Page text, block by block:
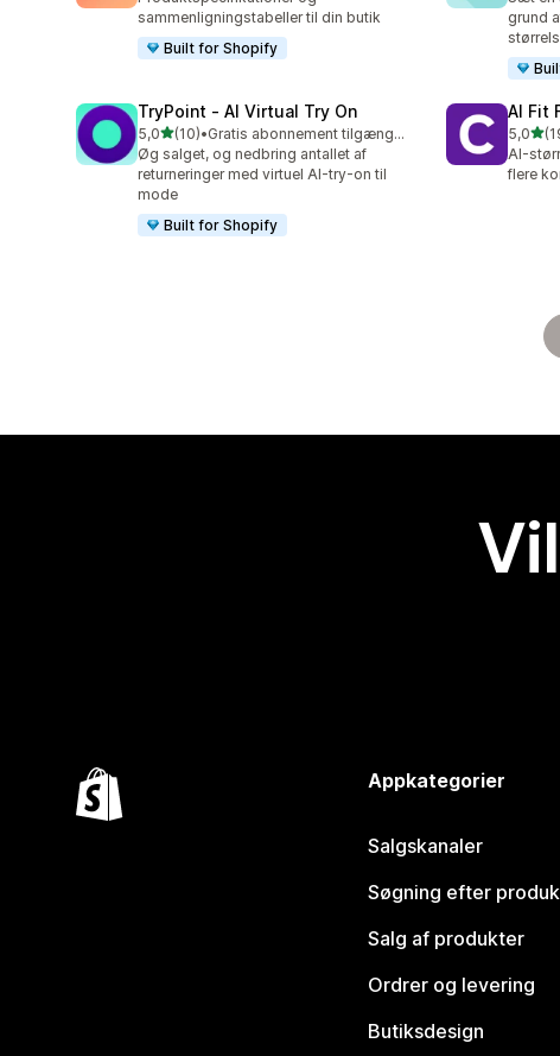
sammenligningstabeller til din butik
Built for Shopify
grund
TryPoint ‑ AI Virtual Try On
5,0ud af 5 stjerner
(10)
10 anmeldelser i alt
•
Gratis abonnement tilgængeligt
Øg salget, og nedbring antallet af
returneringer med virtuel AI-try-on til
mode
Built for Shopify
AI Fit
5,0ud
19
AI-
flere
Appkategorier
Salgskanaler
Søgning efter
Salg af produkter
Ordrer og levering
Butiksdesign